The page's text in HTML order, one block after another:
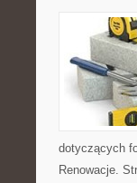
dotyczących
Renowacje.